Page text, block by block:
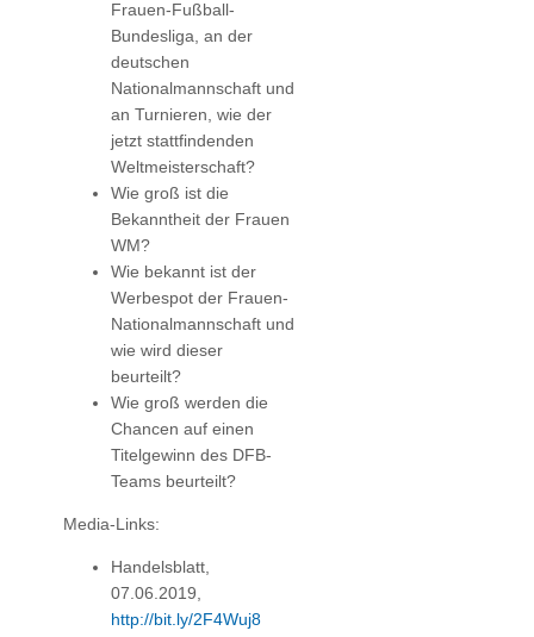
Frauen-Fußball-
Bundesliga, an der
deutschen
Nationalmannschaft und
an Turnieren, wie der
jetzt stattfindenden
Weltmeisterschaft?
Wie groß ist die
Bekanntheit der Frauen
WM?
Wie bekannt ist der
Werbespot der Frauen-
Nationalmannschaft und
wie wird dieser
beurteilt?
Wie groß werden die
Chancen auf einen
Titelgewinn des DFB-
Teams beurteilt?
Media-Links:
Handelsblatt,
07.06.2019,
http://bit.ly/2F4Wuj8